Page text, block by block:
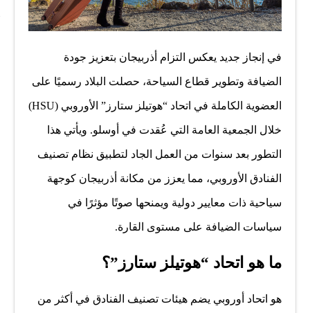
في إنجاز جديد يعكس التزام أذربيجان بتعزيز جودة
الضيافة وتطوير قطاع السياحة، حصلت البلاد رسميًا على
العضوية الكاملة في اتحاد “هوتيلز ستارز” الأوروبي (HSU)
خلال الجمعية العامة التي عُقدت في أوسلو. ويأتي هذا
التطور بعد سنوات من العمل الجاد لتطبيق نظام تصنيف
الفنادق الأوروبي، مما يعزز من مكانة أذربيجان كوجهة
سياحية ذات معايير دولية ويمنحها صوتًا مؤثرًا في
سياسات الضيافة على مستوى القارة.
ما هو اتحاد “هوتيلز ستارز”؟
هو اتحاد أوروبي يضم هيئات تصنيف الفنادق في أكثر من